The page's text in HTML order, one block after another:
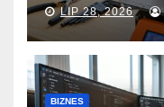
LIP 28, 2026
BIZNES